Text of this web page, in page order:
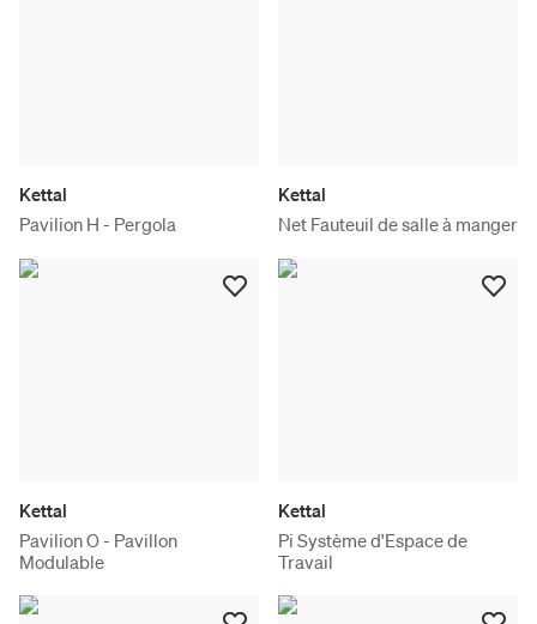
Kettal
Pavilion H - Pergola
Kettal
Net Fauteuil de salle à manger
Kettal
Pavilion O - Pavillon
Modulable
Kettal
Pi Système d'Espace de
Travail